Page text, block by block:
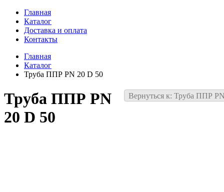
Главная
Каталог
Доставка и оплата
Контакты
Главная
Каталог
Труба ППР PN 20 D 50
Вернуться к: Труба ППР
Труба ППР PN
20 D 50